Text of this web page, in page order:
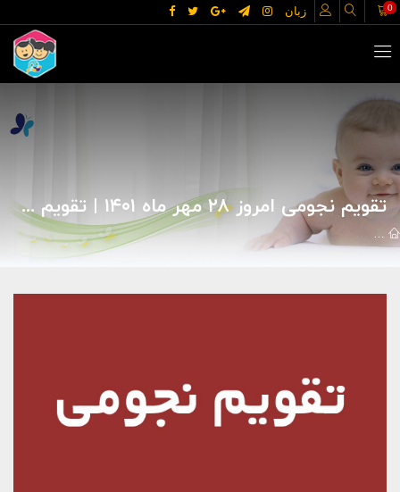
زبان 0
تقویم نجومی امروز ۲۸ مهر ماه ۱۴۰۱ | تقویم گوپی
تقویم نجومی روزانه تقویم نجومی امروز ۲۸ مهر ماه ۱۴۰۱ | تقویم گوپی